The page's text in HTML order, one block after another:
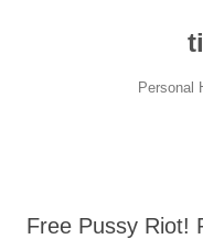
Personal
Free Pussy Riot!